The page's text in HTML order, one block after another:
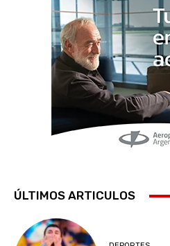
ÚLTIMOS ARTICULOS